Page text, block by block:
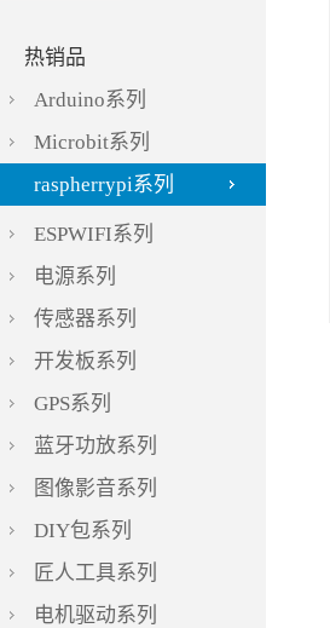
热销品
Arduino系列
Microbit系列
raspherrypi系列
ESPWIFI系列
电源系列
传感器系列
开发板系列
GPS系列
蓝牙功放系列
图像影音系列
DIY包系列
匠人工具系列
电机驱动系列